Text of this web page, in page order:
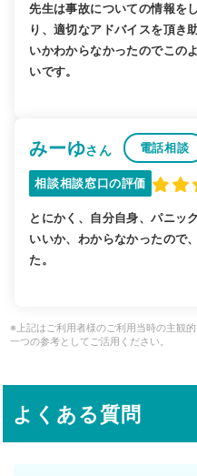
先生は事故についての情報を
り、適切なアドバイスを頂き
いかわからなかったのでこの
いです。
みーゆさん 電話相談
相談相談窓口の評価
とにかく、自分自身、パニッ
いいか、わからなかったので
た。
※上記はご利用者様のご利用当時の主観
一つの参考としてご活用ください。
よくある質問